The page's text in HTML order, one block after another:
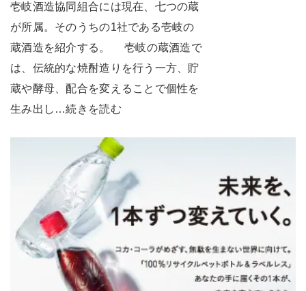
壱岐酒造協同組合には現在、七つの蔵
が所属。そのうちの1社である壱岐の
蔵酒造を紹介する。 壱岐の蔵酒造で
は、伝統的な焼酎造りを行う一方、貯
蔵や酵母、配合を変えることで個性を
生み出し…続きを読む